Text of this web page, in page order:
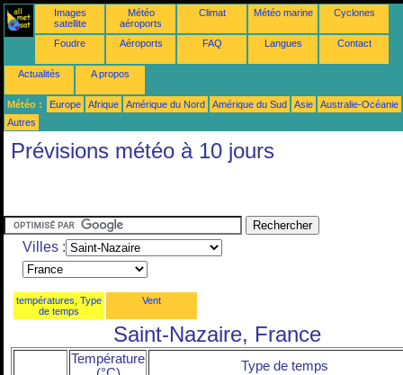
Images
satellite
Météo
aéroports
Climat Météo marine Cyclones
Foudre Aéroports FAQ Langues Contact
Actualités A propos
Météo : Europe Afrique Amérique du Nord Amérique du Sud Asie
Australie-Océanie
Autres
Prévisions météo à 10 jours
Villes :
températures, Type
de temps
Vent
Saint-Nazaire, France
Température
Type de temps